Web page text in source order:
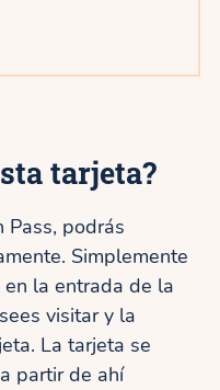
tarjeta?
Pass, podrás
Simplemente
la entrada de la
visitar y la
La tarjeta se
partir de ahí